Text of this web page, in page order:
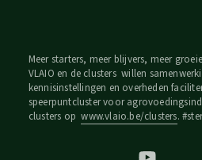
Meer starters, meer blijvers, meer
VLAIO en de clusters willen
kennisinstellingen en overheden
speerpuntcluster voor
clusters opwww.vlaio.be/clusters.